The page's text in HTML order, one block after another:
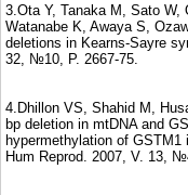
3.Ota Y, Tanaka M, Sato W,
Watanabe K, Awaya S,
deletions in Kearns-Sayre
32, №10, P. 2667-75.
4.Dhillon VS, Shahid M,
bp deletion in mtDNA and
hypermethylation of
Hum Reprod. 2007, V. 13,